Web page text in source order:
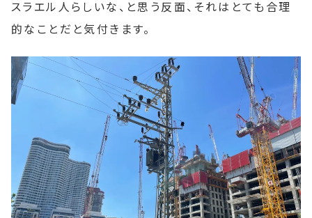
スラエル人らしいな、と思う反面、それはとても合理
的なことだと気付きます。